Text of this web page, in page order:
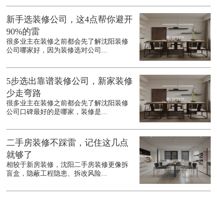
新手选装修公司，这4点帮你避开
90%的雷
很多业主在装修之前都会先了解沈阳装修
公司哪家好，因为装修选对公司...
5步选出靠谱装修公司，新家装修
少走弯路
很多业主在装修之前都会先了解沈阳装修
公司口碑最好的是哪家，装修是...
二手房装修不踩雷，记住这几点
就够了
相较于新房装修，沈阳二手房装修更像拆
盲盒，隐蔽工程隐患、拆改风险...